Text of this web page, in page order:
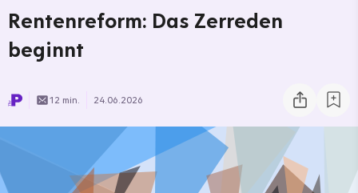
Rentenreform: Das Zerreden
beginnt
12 min. 24.06.2026